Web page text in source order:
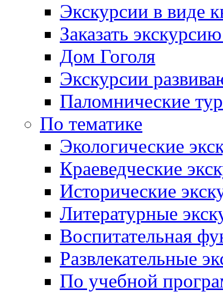
Экскурсии в виде
Заказать
Дом Гоголя
Экскурсии
Паломнические
По тематике
Экологические
Краеведческие
Исторические
Литературные
Воспитательная
Развлекательные
По учебной